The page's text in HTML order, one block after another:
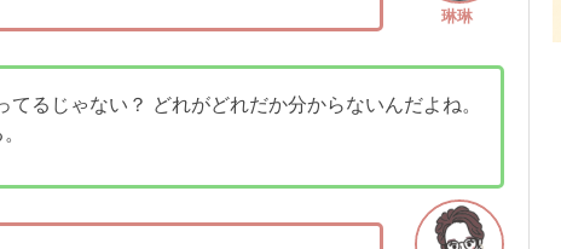
琳琳
るじゃない？ どれがどれだか分からないんだよね。